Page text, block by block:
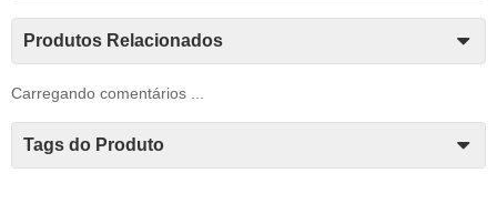
Produtos Relacionados
Carregando comentários ...
Tags do Produto